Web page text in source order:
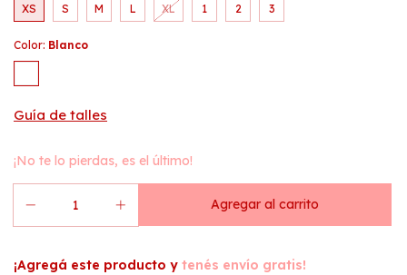
XS S M L XL 1 2 3
Color: Blanco
Guía de talles
¡No te lo pierdas, es el último!
¡Agregá este producto y tenés envío gratis!